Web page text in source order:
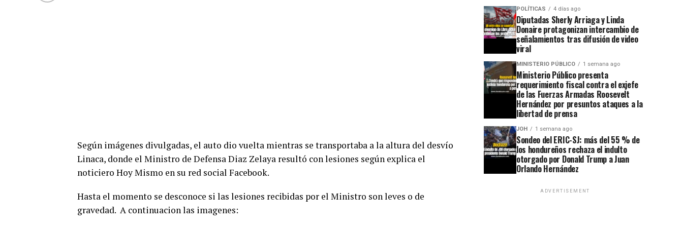
Según imágenes divulgadas, el auto dio vuelta mientras se transportaba a la altura del desvío
Linaca, donde el Ministro de Defensa Diaz Zelaya resultó con lesiones según explica el
noticiero Hoy Mismo en su red social Facebook.
Hasta el momento se desconoce si las lesiones recibidas por el Ministro son leves o de
gravedad. A continuacion las imagenes:
POLÍTICAS 4 días ago
Diputadas Sherly Arriaga y Linda
Donaire protagonizan intercambio de
señalamientos tras difusión de video
viral
MINISTERIO PÚBLICO 1 semana ago
Ministerio Público presenta
requerimiento fiscal contra el exjefe
de las Fuerzas Armadas Roosevelt
Hernández por presuntos ataques a la
libertad de prensa
JOH 1 semana ago
Sondeo del ERIC-SJ: más del 55 % de
los hondureños rechaza el indulto
otorgado por Donald Trump a Juan
Orlando Hernández
ADVERTISEMENT